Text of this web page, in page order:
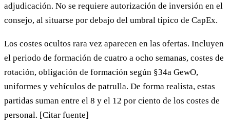
adjudicación. No se requiere autorización de inversión en el
consejo, al situarse por debajo del umbral típico de CapEx.
Los costes ocultos rara vez aparecen en las ofertas. Incluyen
el periodo de formación de cuatro a ocho semanas, costes de
rotación, obligación de formación según §34a GewO,
uniformes y vehículos de patrulla. De forma realista, estas
partidas suman entre el 8 y el 12 por ciento de los costes de
personal. [Citar fuente]